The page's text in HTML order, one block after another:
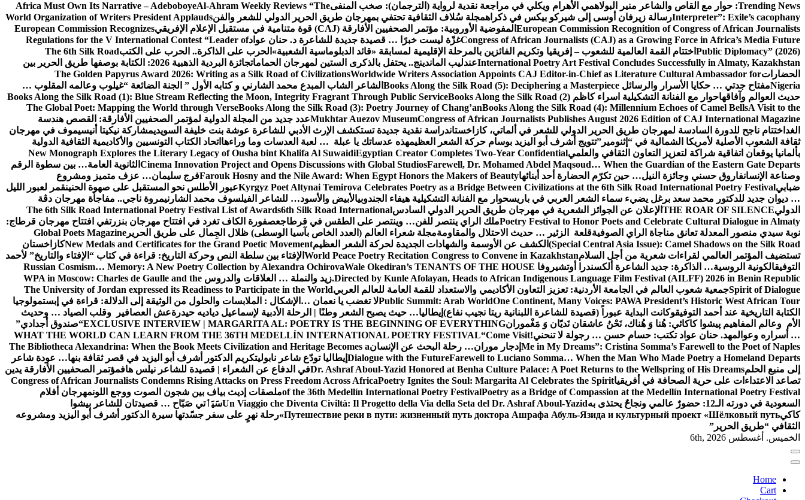
Trending News: حوار مع القاص والشاعر منير البولاهمي الأهرام ويكلي في مراجعة نقدية لرواية (الترجمان): صخب المنفى Africa Must Own Its Narrative – AdeboboyeAl-Ahram Weekly Reviews “The
Interpreter”: Exile’s cacophanyرسالة زيرفان أوسى إلى شيركو بيكس في ذكراهمجلة سُلاف الثقافية تحتفي بمهرجان طريق الحرير الدولي للشعر والفنWorld Organization of Writers President Applauds
European Commission Recognition of Congress of African Journalists المفوضية الأوروبية: مؤتمر الصحفيين الأفارقة (CAJ) قوة متنامية في مستقبل الإعلام الإفريقي
European Commission Recognizes
Congress of African Journalists (CAJ) as a Growing Force in Africa’s Media Futureغزّة ليست خبرًا … قصيدة جديدة للشاعرة د. حنان عوادRegulations for the V International Contest “Leader of
Public Diplomacy” (2026) اختتام القمة العالمية للشعوب – إفريقيا وتكريم الفائزين بالمرحلة الإقليمية لمسابقة «قائد الدبلوماسية الشعبية» الحرب على الذاكرة.. الحرب على الكتبThe 6th Silk Road
International Poetry Art Festival Concludes Successfully in Almaty, Kazakhstanعندليب الماندينج.. يحتفل بالذكرى الستين لمهرجان الحمامات
جائزة البردية الذهبية 2026: الكتابة بوصفها طريق الحرير بين
الحضارات
The Golden Papyrus Award 2026: Writing as a Silk Road of CivilizationsWorldwide Writers Association Appoints CAJ Editor-in-Chief as Literature Cultural Ambassador for
Nigeriaمفتاح جدتي … حكايا الأسرار والرسائل Books Along the Silk Road (5): Deciphering a Masterpiece الشاعر الشاب المبدع محمد الشارني و كتابه الأول ” الجنة الضائعة “غيلوب وعالمه المقلوب …
حديث العوالم وآفاقهاحوار مع الفنانة التشكيلية اسراء كاظم Books Along the Silk Road (1): Blue Stream Reflecting the Moon, Integrity Fragrant Through Public ServiceBooks Along the Silk Road (2)
The Global Poet: Mapping the World through VerseBooks Along the Silk Road (3): Poetry Journey of Chang’anBooks Along the Silk Road (4): Millennium Echoes of Camel BellsA Visit to the
Mukhtar Auezov MuseumCongress of African Journalists Publishes August 2026 Edition of CAJ International Magazine
عدد جديد من المجلة الدولية لمؤتمر الصحفيين الأفارقة: القصص هندسة
الغد اختتام ناجح للدورة السادسة لمهرجان طريق الحرير الدولي للشعر في ألماتي، كازاخستاندراسة نقدية جديدة تستكشف الإرث الأدبي للشاعرة عوشة بنت خليفة السويديمشاركة نيكيتا أنيسيموف في مهرجان
ثقافة الشعوب الأصلية لأمريكا الشمالية في “إثنومير”تتويج أشرف أبو اليزيد بوسام حركة الشعر العظيمهذه عدساتك يا عبلة … لعبة العدسات وما وراءها اتحاد الكتاب التونسيين والأكاديمية الثقافية الدولية
بألمانيا يوقعان اتفاقية شراكة لتعزيز التعاون الثقافي والعلمي
New Monograph Explores the Literary Legacy of Ousha bint Khalifa Al SuwaidiEgyptian Creator Completes Two-Year Confidential
Cinema Innovation Project and Opens Discussions with Global StudiosFarewell, Dr. Mohamed Abdel Maqsoud… When the Guardian of the Eastern Gate Departs
الثانوية العامة… بين سطوة الرقم
وصناعة الإنسانفاروق حسني وجائزة النيل… حين تكرّم الحضارة أحد أبنائهاFarouk Hosny and the Nile Award: When Egypt Honors the Makers of Beautyفرج سليمان… عزف متميز ومشروع
ضبابيKyrgyz Poet Altynai Temirova Celebrates Poetry as a Bridge Between Civilizations at the 6th Silk Road International Poetry Festivalعبور الأطلس نحو المستقبل على صهوة الحنينقمر لعبور الليل
… ديوان جديد للدكتور محمد سعد برغل يضيء سماء الشعر العربي في باريسحوار مع الفنانة التشكيلية هيفاء الجندوبيالأبيض والأسود… للشاعر الفيلسوف محمد الشارنيمروة ناجي.. مفاجأة مهرجان دڨة
الدوليTHE ROAR OF SILENCE الإعلان عن الجوائز الشعرية في مهرجان طريق الحرير الدولي السادس The 6th Silk Road International Poetry Festival List of Awards6th Silk Road International
Poetry Festival to Honor Poets and Celebrate Cultural Dialogue in Almatyملك الراي ينتصر للفن… وينتصر على الطقس في قرطاجعصفورة الكاف تغرد في افتتاح مهرجان بنزرتفي افتتاح مهرجان قرطاج:
نوبة سيدي منصور المعدلة تعانق مناجاة الراي الصوفيةقلعة الزئير … حديث الاحتلال والمقاومةمجلة شعراء العالم (العدد الخاص بآسيا الوسطى) ظلال الجِمال على طريق الحرير Global Poets Magazine
(Special Central Asia Issue): Camel Shadows on the Silk Road الكشف عن الأوسمة والشهادات الجديدة لحركة الشعر العظيمNew Medals and Certificates for the Grand Poetic Movementكازاخستان
تستضيف المؤتمر العالمي لقراءات شعرية من أجل السلامWorld Peace Poetry Recitation Congress to Convene in Kazakhstan الإفتاء بين سلطة النص وحركة التاريخ: قراءة في كتاب “الإفتاء والتاريخ” لأحمد
التوفيقالكونية الروسية… الذاكرة: جديد الشاعرة ألكسندرا أوتشيروفا Russian Cosmism… Memory: A New Poetry Collection by Alexandra OchirovaWale Okediran’s TENANTS OF THE HOUSE
Directed by Kunle Afolayan, Heads to African Indigenous Language Film Festival (AILFF) 2026 in Benin Republic. زيد والنملة … العلاقات والدروس WPA in Moscow: Charles de Gaulle and the
Spirit of Dialogueجمعية شعوب العالم في الجامعة الأردنية: تعزيز التعاون الأكاديمي والاستعداد للقمة العامة للعالم العربيThe University of Jordan expressed its Readiness to Participate in the World
Public Summit: Arab WorldOne Continent, Many Voices: PAWA President’s Historic West African Tour لا تغضب يا نعمان …الإشكال : الملابسات والحلول من الوثيقة إلى الدلالة: قراءة في إبستمولوجيا
الكتابة التاريخية عند أحمد التوفيقوكانت البداية عبوراً (قصيدة للشاعرة اللبنانية ريتا نجيب نفاع) إيطاليا… حيث يصبح الشعر وطنًا | الرحلة الأدبية لإسماعيل دياديه حيدرةعش العصافير وقلب الصياد … وحديث
الأم وعالم المفاهيم پیشوا کاکائي: هُنا وَ هُناك، نَحْنُ عاشقان نَديّان وَ مَغْمورانEXCLUSIVE INTERVIEW | MARGARITA AL: POETRY IS THE BEGINNING OF EVERYTHING“صندوق أجدادي”
… أسراره وعوالمهد. حنان عواد تكتب: حسام حسن … رجولة لا تنحني! WHAT THE WORLD CAN LEARN FROM THE 36TH MEDELLÍN INTERNATIONAL POETRY FESTIVAL“Come Visit
Me in My Dreams”: Cristina Somma’s Farewell to the Poet of Naples إدجار موران… رحلة البحث عن الإنسانThe Bibliotheca Alexandrina: When the Book Meets Civilization and Heritage Becomes a
Dialogue with the FutureFarewell to Luciano Somma… When the Man Who Made Poetry a Homeland Departs إيطاليا تودّع شاعر نابوليتكريم الدكتور أشرف أبو اليزيد في قصر ثقافة بنها… عودة شاعر
إلى منبع الحلمDr. Ashraf Aboul-Yazid Honored at Benha Culture Palace: A Poet Returns to the Wellspring of His Dreamsفي الدفاع عن الشعراء | قصيدة للشاعر نيلس هافمؤتمر الصحفيين الأفارقة يدين
تصاعد الاعتداءات على حرية الصحافة في أفريقيا
Congress of African Journalists Condemns Rising Attacks on Press Freedom Across AfricaPoetry Ignites the Soul: Margarita Al Celebrates the Spirit
of the 36th Medellín International Poetry FestivalPoetry as a Bridge of Compassion at the Medellín International Poetry Festival ملصقات إديث بياف بين شجون الصوت ووجع اللونمهرجان أفلام
السعودية في دورته الـ12: حضورٌ عالمي ونجاحٌ يحتذى به
Un Viaggio che Diventa Civiltà: Il Progetto della Via della Seta del Dr. Ashraf Aboul-Yazidسَيَٲتي صَبّاح … قصيدتان للشاعر بيشوا
كاكيПутешествие реки в пути: жизненный путь доктора Ашрафа Абуль-Язида и культурный проект «Шёлковый путь» رحلة نهرٍ على سفر جسّدتها سيرة الدكتور أشرف أبو اليزيد ومشروعه
الثقافي “طريق الحرير”
الخميس. أغسطس 6th, 2026
Home
Cart